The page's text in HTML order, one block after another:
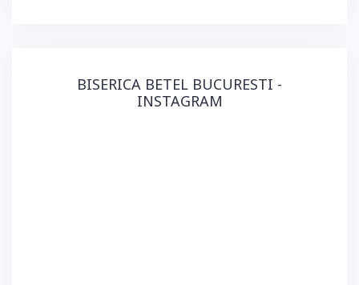
BISERICA BETEL BUCURESTI -
INSTAGRAM